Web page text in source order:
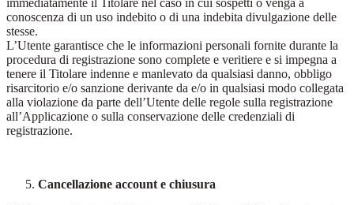
conoscenza di un uso indebito o di una indebita divulgazione delle
stesse.
L’Utente garantisce che le informazioni personali fornite durante la
procedura di registrazione sono complete e veritiere e si impegna a
tenere il Titolare indenne e manlevato da qualsiasi danno, obbligo
risarcitorio e/o sanzione derivante da e/o in qualsiasi modo collegata
alla violazione da parte dell’Utente delle regole sulla registrazione
all’Applicazione o sulla conservazione delle credenziali di
registrazione.
Cancellazione account e chiusura